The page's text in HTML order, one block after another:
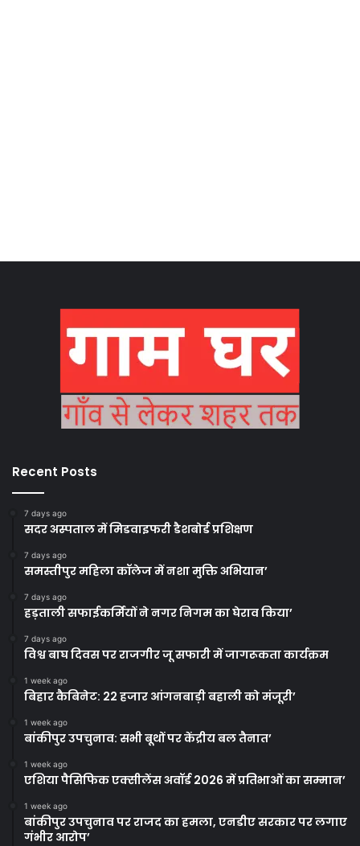
Recent Posts
7 days ago
सदर अस्पताल में मिडवाइफरी डैशबोर्ड प्रशिक्षण
7 days ago
समस्तीपुर महिला कॉलेज में नशा मुक्ति अभियान’
7 days ago
हड़ताली सफाईकर्मियों ने नगर निगम का घेराव किया’
7 days ago
विश्व बाघ दिवस पर राजगीर जू सफारी में जागरूकता कार्यक्रम
1 week ago
बिहार कैबिनेट: 22 हजार आंगनबाड़ी बहाली को मंजूरी’
1 week ago
बांकीपुर उपचुनाव: सभी बूथों पर केंद्रीय बल तैनात’
1 week ago
एशिया पैसिफिक एक्सीलेंस अवॉर्ड 2026 में प्रतिभाओं का सम्मान’
1 week ago
बांकीपुर उपचुनाव पर राजद का हमला, एनडीए सरकार पर लगाए
गंभीर आरोप’